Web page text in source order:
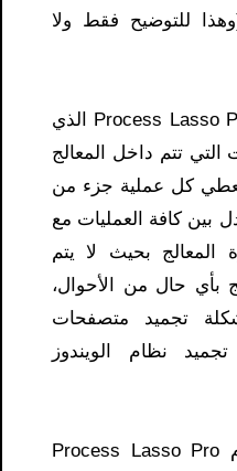
للتوضيح فقط ولا
من هنا يأتي دور برنامج Process Lasso Pro الذي
التي تتم داخل المعالج
كل عملية جزء من
بين كافة العمليات مع
المعالج بحيث لا يتم
بأي حال من الأحوال،
تجميد متصفحات
نظام الويندوز
علاوة على ذلك، باستخدام Process Lasso Pro